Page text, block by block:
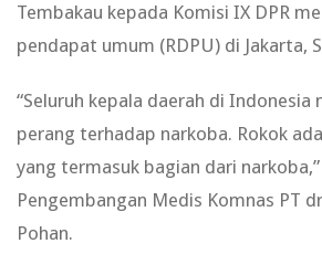
Tembakau kepada Komisi IX DPR
pendapat umum (RDPU) di Jakarta,
“Seluruh kepala daerah di Indonesia
perang terhadap narkoba. Rokok
yang termasuk bagian dari
Pengembangan Medis Komnas PT
Pohan.